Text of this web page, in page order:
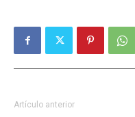
Artículo anterior